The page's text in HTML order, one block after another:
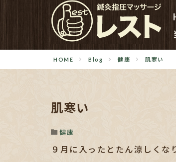
HOME Blog 健康 肌寒い
肌寒い
健康
９月に入ったとたん涼しくな